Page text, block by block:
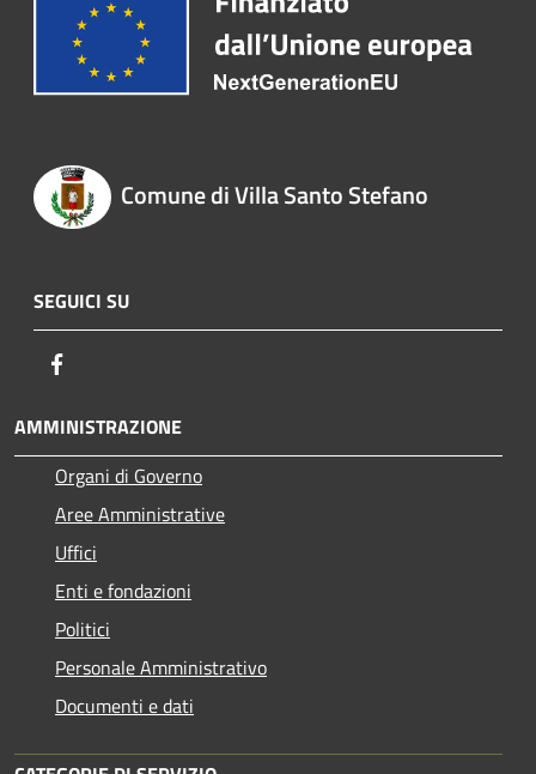
Comune di Villa Santo Stefano
SEGUICI SU
AMMINISTRAZIONE
Organi di Governo
Aree Amministrative
Uffici
Enti e fondazioni
Politici
Personale Amministrativo
Documenti e dati